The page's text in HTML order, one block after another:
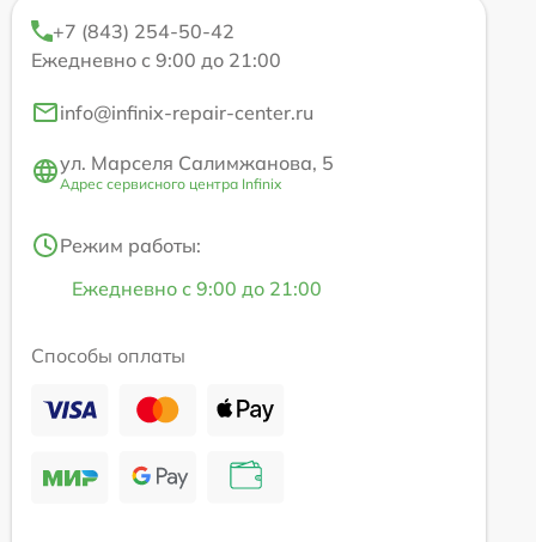
+7 (843) 254-50-42
Ежедневно с 9:00 до 21:00
info@infinix-repair-center.ru
ул. Марселя Салимжанова, 5
Адрес сервисного центра Infinix
Режим работы:
Ежедневно с 9:00 до 21:00
Способы оплаты